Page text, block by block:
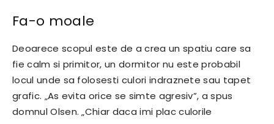
Fa-o moale
Deoarece scopul este de a crea un spatiu care sa
fie calm si primitor, un dormitor nu este probabil
locul unde sa folosesti culori indraznete sau tapet
grafic. „As evita orice se simte agresiv”, a spus
domnul Olsen. „Chiar daca imi plac culorile